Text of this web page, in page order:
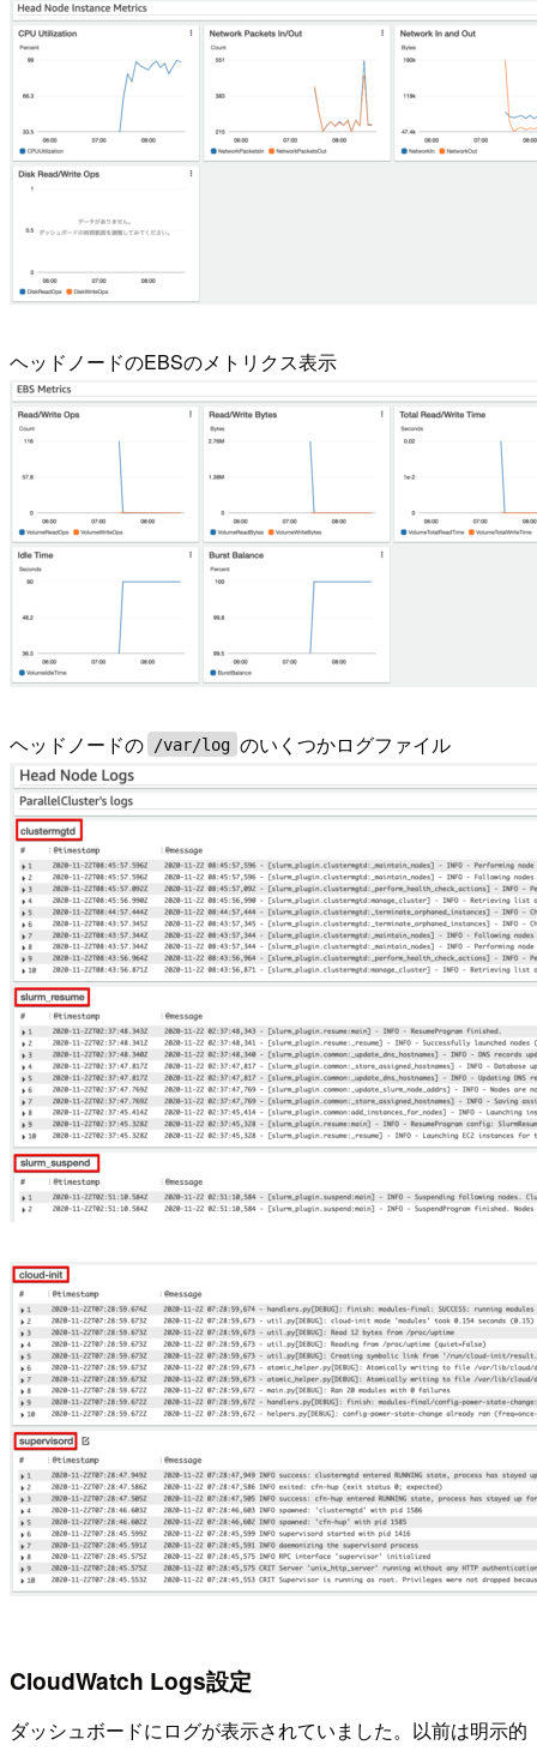
ヘッドノードのEBSのメトリクス表示
ヘッドノードの /var/log のいくつかログファイル
CloudWatch Logs設定
ダッシュボードにログが表示されていました。以前は明示的